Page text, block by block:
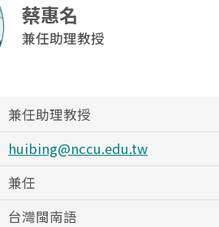
蔡惠名
兼任助理教授
兼任助理教授
huibing@nccu.edu.tw
兼任
台灣閩南語